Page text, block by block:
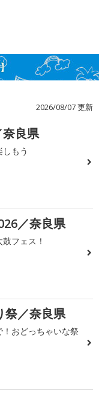
2026/08/07 更新
良県
もう
／奈良県
フェス！
祭／奈良県
おどっちゃいな祭